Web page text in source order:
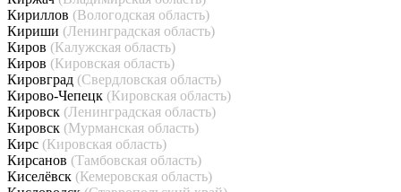
Кириллов (Вологодская область)
Кириши (Ленинградская область)
Киров (Калужская область)
Киров (Кировская область)
Кировград (Свердловская область)
Кирово-Чепецк (Кировская область)
Кировск (Ленинградская область)
Кировск (Мурманская область)
Кирс (Кировская область)
Кирсанов (Тамбовская область)
Киселёвск (Кемеровская область)